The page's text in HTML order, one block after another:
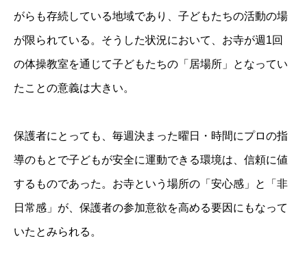
がらも存続している地域であり、子どもたちの活動の場
が限られている。そうした状況において、お寺が週1回
の体操教室を通じて子どもたちの「居場所」となってい
たことの意義は大きい。
保護者にとっても、毎週決まった曜日・時間にプロの指
導のもとで子どもが安全に運動できる環境は、信頼に値
するものであった。お寺という場所の「安心感」と「非
日常感」が、保護者の参加意欲を高める要因にもなって
いたとみられる。